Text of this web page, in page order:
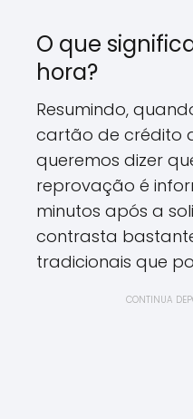
O que
hora?
Resumindo,
cartão de crédito
queremos dizer
reprovação é
minutos após a
contrasta
tradicionais que
CONTINUA